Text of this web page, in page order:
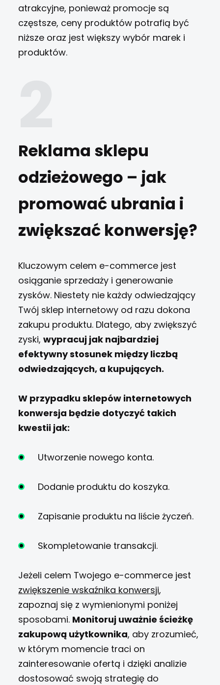
atrakcyjne, ponieważ promocje są
częstsze, ceny produktów potrafią być
niższe oraz jest większy wybór marek i
produktów.
Reklama sklepu
odzieżowego – jak
promować ubrania i
zwiększać konwersję?
Kluczowym celem e-commerce jest
osiąganie sprzedaży i generowanie
zysków. Niestety nie każdy odwiedzający
Twój sklep internetowy od razu dokona
zakupu produktu. Dlatego, aby zwiększyć
zyski,wypracuj jak najbardziej
efektywny stosunek między liczbą
odwiedzających, a kupujących.
W przypadku sklepów internetowych
konwersja będzie dotyczyć takich
kwestii jak:
Utworzenie nowego konta.
Dodanie produktu do koszyka.
Zapisanie produktu na liście życzeń.
Skompletowanie transakcji.
Jeżeli celem Twojego e-commerce jest
zwiększenie wskaźnika konwersji,
zapoznaj się z wymienionymi poniżej
sposobami. Monitoruj uważnie ścieżkę
zakupową użytkownika, aby zrozumieć,
w którym momencie traci on
zainteresowanie ofertą i dzięki analizie
dostosować swoją strategię do